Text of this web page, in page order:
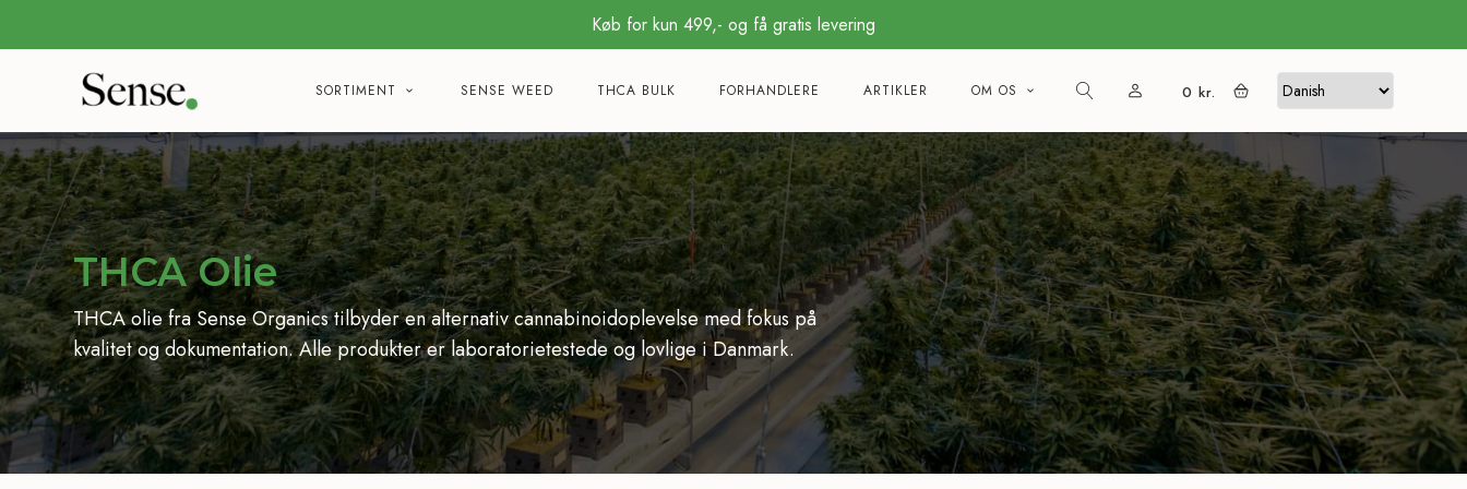
Køb for kun 499,- og få gratis levering
SORTIMENT SENSE WEED THCA BULK FORHANDLERE ARTIKLER OM OS 0 kr.
THCA Olie
THCA olie fra Sense Organics tilbyder en alternativ cannabinoidoplevelse med fokus på
kvalitet og dokumentation. Alle produkter er laboratorietestede og lovlige i Danmark.